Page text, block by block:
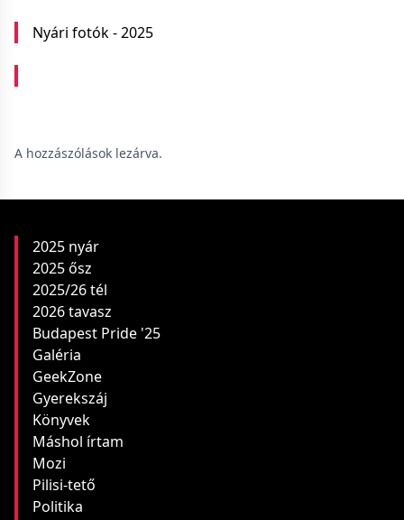
Nyári fotók - 2025
A hozzászólások lezárva.
2025 nyár
2025 ősz
2025/26 tél
2026 tavasz
Budapest Pride '25
Galéria
GeekZone
Gyerekszáj
Könyvek
Máshol írtam
Mozi
Pilisi-tető
Politika